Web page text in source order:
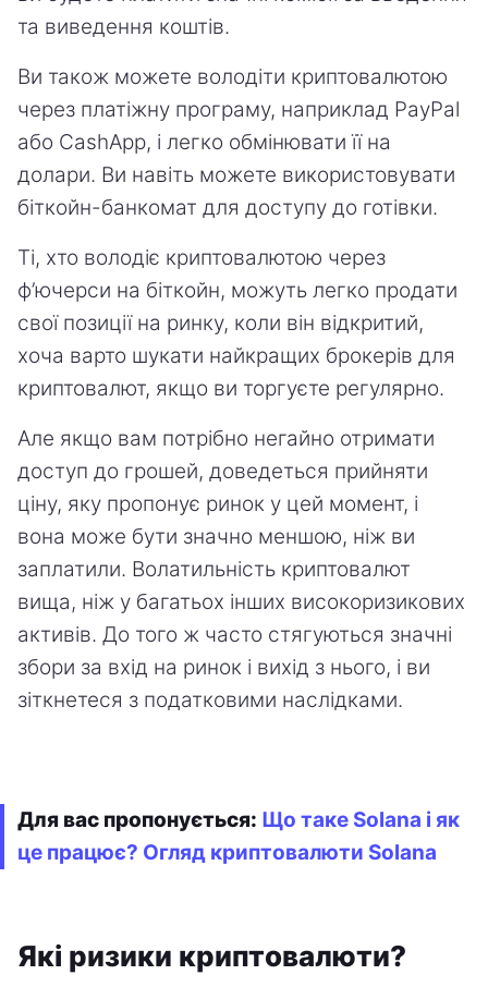
та виведення коштів.
Ви також можете володіти криптовалютою
через платіжну програму, наприклад PayPal
або CashApp, і легко обмінювати її на
долари. Ви навіть можете використовувати
біткойн-банкомат для доступу до готівки.
Ті, хто володіє криптовалютою через
ф’ючерси на біткойн, можуть легко продати
свої позиції на ринку, коли він відкритий,
хоча варто шукати найкращих брокерів для
криптовалют, якщо ви торгуєте регулярно.
Але якщо вам потрібно негайно отримати
доступ до грошей, доведеться прийняти
ціну, яку пропонує ринок у цей момент, і
вона може бути значно меншою, ніж ви
заплатили. Волатильність криптовалют
вища, ніж у багатьох інших високоризикових
активів. До того ж часто стягуються значні
збори за вхід на ринок і вихід з нього, і ви
зіткнетеся з податковими наслідками.
Для вас пропонується: Що таке Solana і як
це працює? Огляд криптовалюти Solana
Які ризики криптовалюти?